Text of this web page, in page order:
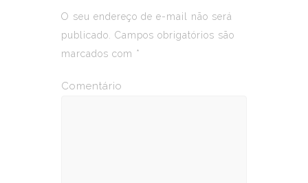
O seu endereço de e-mail não será
publicado.
Campos obrigatórios são
marcados com *
Comentário